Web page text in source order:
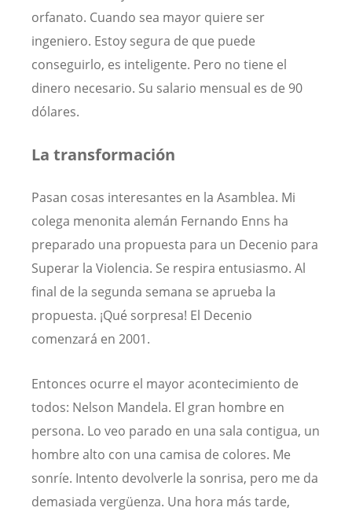
orfanato. Cuando sea mayor quiere ser
ingeniero. Estoy segura de que puede
conseguirlo, es inteligente. Pero no tiene el
dinero necesario. Su salario mensual es de 90
dólares.
La transformación
Pasan cosas interesantes en la Asamblea. Mi
colega menonita alemán Fernando Enns ha
preparado una propuesta para un Decenio para
Superar la Violencia. Se respira entusiasmo. Al
final de la segunda semana se aprueba la
propuesta. ¡Qué sorpresa! El Decenio
comenzará en 2001.
Entonces ocurre el mayor acontecimiento de
todos: Nelson Mandela. El gran hombre en
persona. Lo veo parado en una sala contigua, un
hombre alto con una camisa de colores. Me
sonríe. Intento devolverle la sonrisa, pero me da
demasiada vergüenza. Una hora más tarde,